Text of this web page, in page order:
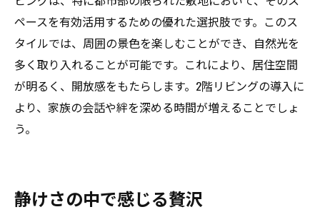
ペースを有効活用するための優れた選択肢です。このス
タイルでは、周囲の景色を楽しむことができ、自然光を
多く取り入れることが可能です。これにより、居住空間
が明るく、開放感をもたらします。2階リビングの導入に
より、家族の会話や絆を深める時間が増えることでしょ
う。
静けさの中で感じる贅沢